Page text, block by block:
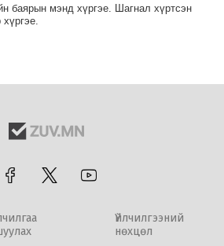
баярын мэнд хүргэе. Шагнал хүртсэн
Үйлчилгээний
нөхцөл